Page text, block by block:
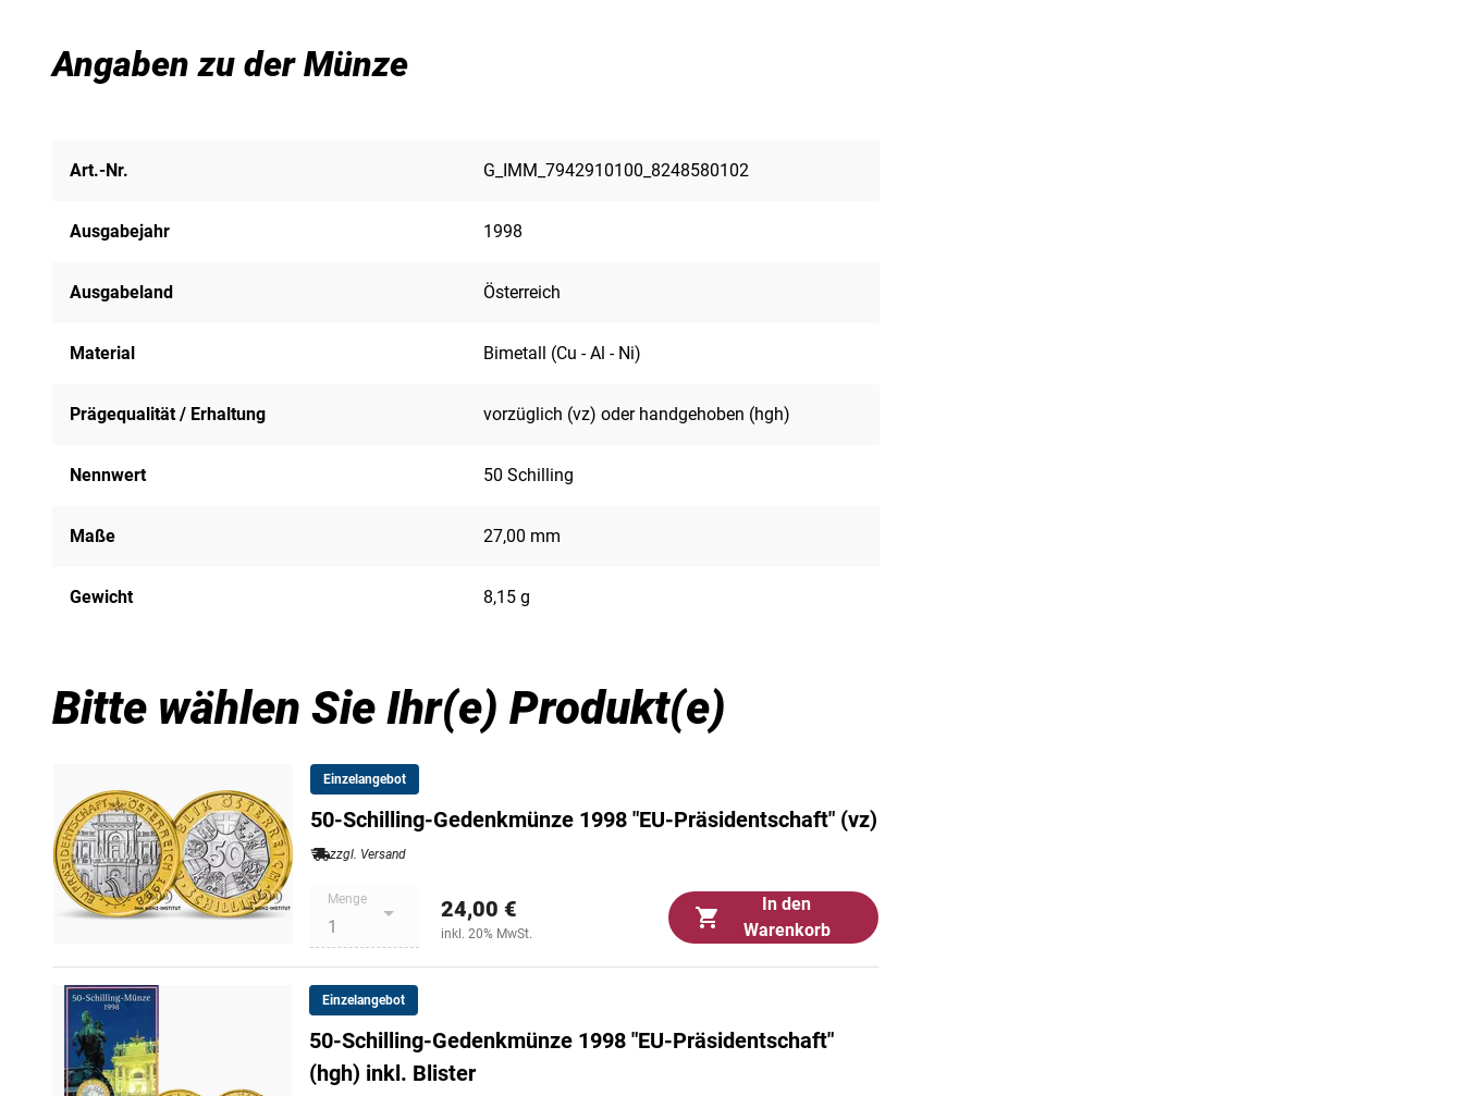
Angaben zu der Münze
Art.-Nr. G_IMM_7942910100_8248580102
Ausgabejahr 1998
Ausgabeland Österreich
Material Bimetall (Cu - Al - Ni)
Prägequalität / Erhaltung vorzüglich (vz) oder handgehoben (hgh)
Nennwert 50 Schilling
Maße 27,00 mm
Gewicht 8,15 g
Bitte wählen Sie Ihr(e) Produkt(e)
Einzelangebot
50-Schilling-Gedenkmünze 1998 "EU-Präsidentschaft" (vz)
zzgl. Versand
Menge 24,00 €
inkl. 20% MwSt.
In den
Warenkorb
Einzelangebot
50-Schilling-Gedenkmünze 1998 "EU-Präsidentschaft"
(hgh) inkl. Blister